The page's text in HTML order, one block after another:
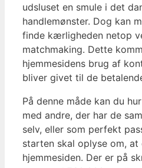
udsluset en smule i det
handlemønster. Dog kan
finde kærligheden netop
matchmaking. Dette
hjemmesidens brug af
bliver givet til de
På denne måde kan du
med andre, der har de
selv, eller som perfekt
starten skal oplyse om, at
hjemmesiden. Der er på